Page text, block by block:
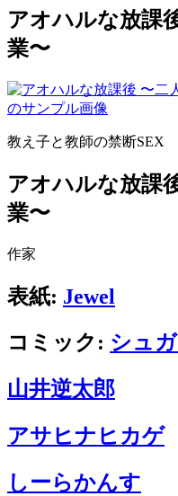
アオハルな放課
業〜
教え子と教師の禁断SEX
アオハルな放課
業〜
作家
表紙: Jewel
コミック: シュ
山井逆太郎
アサヒナヒカゲ
しーらかんす